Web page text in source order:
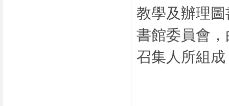
教學及辦理
書館委員會
召集人所組